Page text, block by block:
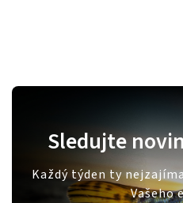
Sledujte
Každý týden ty
Vašeho